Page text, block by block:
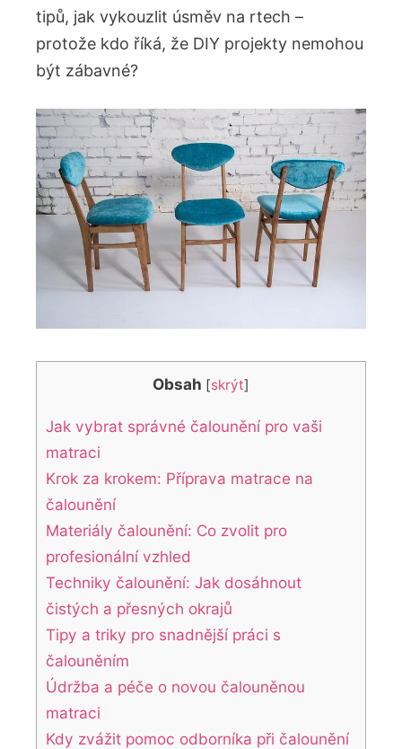
tipů, jak vykouzlit úsměv na rtech –
protože kdo říká, že DIY projekty nemohou
být zábavné?
Obsah [skrýt]
Jak vybrat správné čalounění pro vaši
matraci
Krok za krokem: Příprava matrace na
čalounění
Materiály čalounění: Co zvolit pro
profesionální vzhled
Techniky čalounění: Jak dosáhnout
čistých a přesných okrajů
Tipy a triky pro snadnější práci s
čalouněním
Údržba a péče o novou čalouněnou
matraci
Kdy zvážit pomoc odborníka při čalounění